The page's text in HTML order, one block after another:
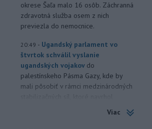
okrese Šaľa malo 16 osôb. Záchranná
zdravotná služba osem z nich
previezla do nemocnice.
20:49 - Ugandský parlament vo
štvrtok schválil vyslanie
ugandských vojakov do
palestínskeho Pásma Gazy, kde by
mali pôsobiť v rámci medzinárodných
Viac